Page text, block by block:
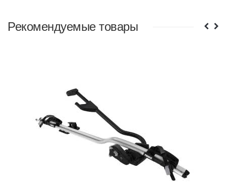
Рекомендуемые товары